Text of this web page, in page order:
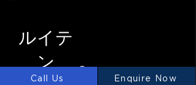
ルイテ
ン
Call Us Enquire Now